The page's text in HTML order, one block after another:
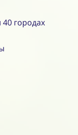
городах